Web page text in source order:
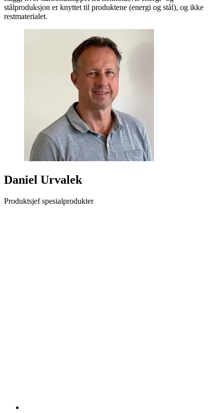
stålproduksjon er knyttet til produktene (energi og stål), og ikke
restmaterialet.
Daniel Urvalek
Produktsjef spesialprodukter